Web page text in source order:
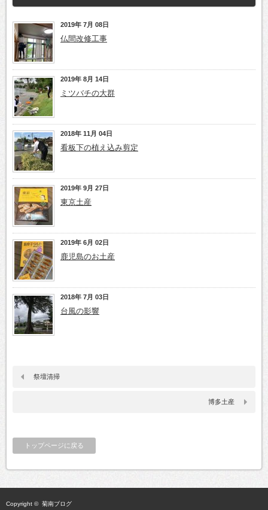
2019年 7月 08日
仏間改修工事
2019年 8月 14日
ミツバチの大群
2018年 11月 04日
看板下の植え込み剪定
2019年 9月 27日
東京土産
2019年 6月 02日
鹿児島のお土産
2018年 7月 03日
台風の影響
祭壇清掃
博多土産
トップページに戻る
Copyright © 菊南ブログ